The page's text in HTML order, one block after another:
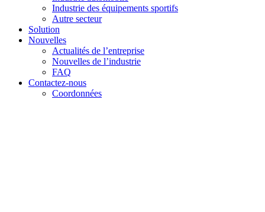
Industrie des équipements sportifs
Autre secteur
Solution
Nouvelles
Actualités de l’entreprise
Nouvelles de l’industrie
FAQ
Contactez-nous
Coordonnées